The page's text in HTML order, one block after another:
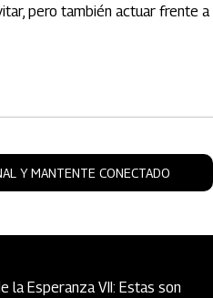
pero también actuar frente a
Y MANTENTE CONECTADO
la Esperanza VII: Estas son